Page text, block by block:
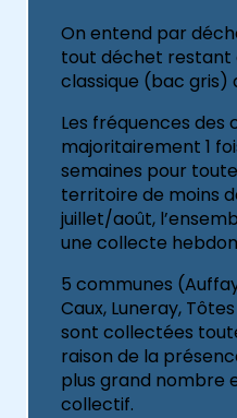
On entend par
tout déchet restant
classique (bac gris)
Les fréquences des
majoritairement 1
semaines pour
territoire de moins
juillet/août,
une collecte
5 communes
Caux, Luneray,
sont collectées
raison de la
plus grand nombre
collectif.